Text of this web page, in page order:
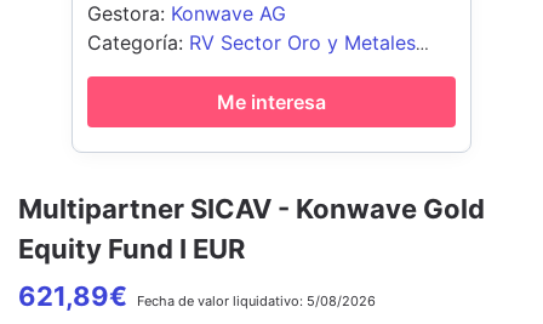
Multipartner SICAV - Konwave Gold
Equity Fund I EUR
621,89€ Fecha de valor liquidativo: 5/08/2026
Gestora: Konwave AG
Categoría: RV Sector Oro y Metales
Preciosos
Me interesa